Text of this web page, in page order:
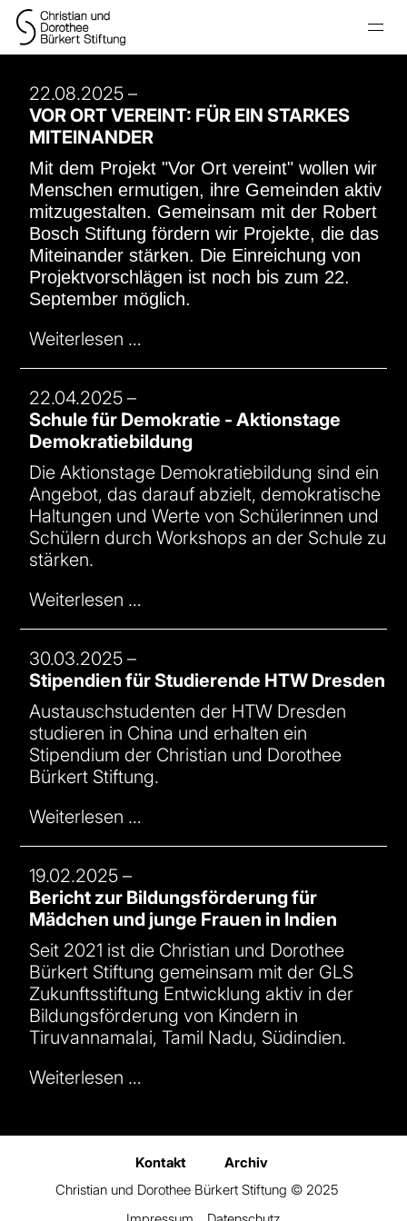
22.08.2025 –
VOR ORT VEREINT: FÜR EIN STARKES
MITEINANDER
Mit dem Projekt "Vor Ort vereint" wollen wir
Menschen ermutigen, ihre Gemeinden aktiv
mitzugestalten. Gemeinsam mit der Robert
Bosch Stiftung fördern wir Projekte, die das
Miteinander stärken. Die Einreichung von
Projektvorschlägen ist noch bis zum 22.
September möglich.
Weiterlesen …
22.04.2025 –
Schule für Demokratie - Aktionstage
Demokratiebildung
Die Aktionstage Demokratiebildung sind ein
Angebot, das darauf abzielt, demokratische
Haltungen und Werte von Schülerinnen und
Schülern durch Workshops an der Schule zu
stärken.
Weiterlesen …
30.03.2025 –
Stipendien für Studierende HTW Dresden
Austauschstudenten der HTW Dresden
studieren in China und erhalten ein
Stipendium der Christian und Dorothee
Bürkert Stiftung.
Weiterlesen …
19.02.2025 –
Bericht zur Bildungsförderung für
Mädchen und junge Frauen in Indien
Seit 2021 ist die Christian und Dorothee
Bürkert Stiftung gemeinsam mit der GLS
Zukunftsstiftung Entwicklungaktiv in der
Bildungsförderung von Kindern in
Tiruvannamalai, Tamil Nadu, Südindien.
Weiterlesen …
Kontakt
Archiv
Christian und Dorothee Bürkert Stiftung © 2025